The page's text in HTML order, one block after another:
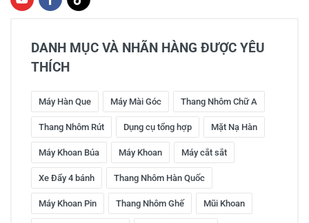
DANH MỤC VÀ NHÃN HÀNG ĐƯỢC YÊU
THÍCH
Máy Hàn Que Máy Mài Góc Thang Nhôm Chữ A
Thang Nhôm Rút Dụng cụ tổng hợp Mặt Nạ Hàn
Máy Khoan Búa Máy Khoan Máy cắt sắt
Xe Đẩy 4 bánh Thang Nhôm Hàn Quốc
Máy Khoan Pin Thang Nhôm Ghế Mũi Khoan